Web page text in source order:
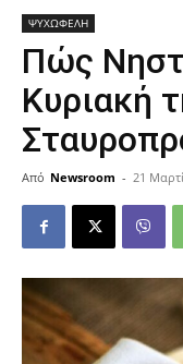
ΨΥΧΩΦΕΛΗ
Πώς
Κυριακή
Από Newsroom - 21